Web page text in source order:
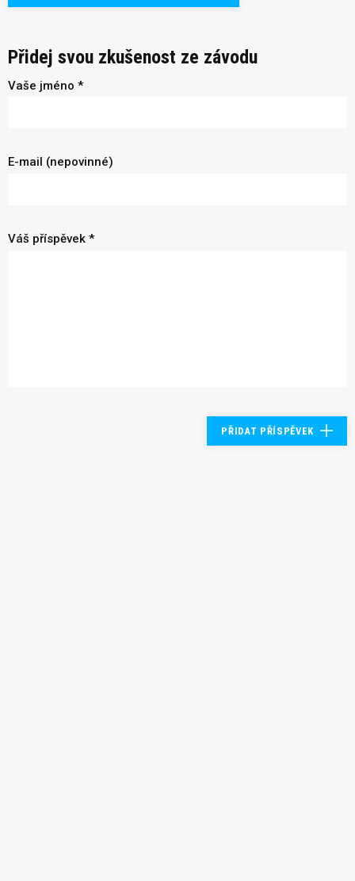
Přidej svou zkušenost ze závodu
Vaše jméno *
E-mail (nepovinné)
Váš příspěvek *
PŘIDAT PŘÍSPĚVEK